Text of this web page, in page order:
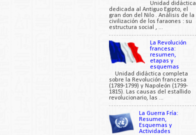
Unidad didáctica
dedicada al Antiguo Egipto, el
gran don del Nilo . Análisis de la
civilización de los faraones : su
estructura social , ...
La Revolución
francesa:
resumen,
etapas y
esquemas
Unidad didáctica completa
sobre la Revolución francesa
(1789-1799) y Napoleón (1799-
1815). Las causas del estallido
revolucionario, las ...
La Guerra Fría:
Resumen,
Esquemas y
Actividades